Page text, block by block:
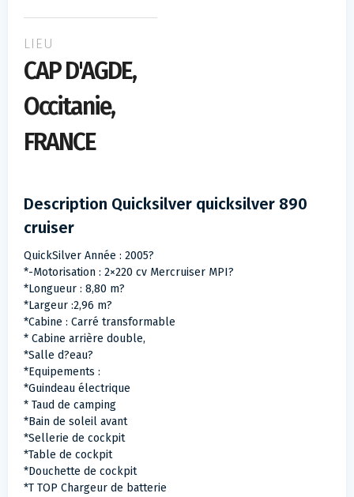
LIEU
CAP D'AGDE,
Occitanie,
FRANCE
Description Quicksilver quicksilver 890
cruiser
QuickSilver Année : 2005?
*-Motorisation : 2×220 cv Mercruiser MPI?
*Longueur : 8,80 m?
*Largeur :2,96 m?
*Cabine : Carré transformable
* Cabine arrière double,
*Salle d?eau?
*Equipements :
*Guindeau électrique
* Taud de camping
*Bain de soleil avant
*Sellerie de cockpit
*Table de cockpit
*Douchette de cockpit
*T TOP Chargeur de batterie